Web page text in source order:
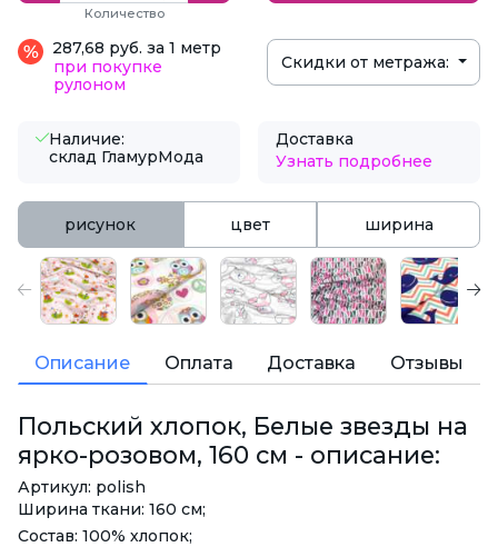
Количество
287,68 руб. за 1 метр
при покупке
рулоном
Скидки от метража:
Наличие:
склад ГламурМода
Доставка
Узнать подробнее
рисунок цвет ширина
Описание Оплата Доставка Отзывы
Польский хлопок, Белые звезды на
ярко-розовом, 160 см - описание:
Артикул: polish
Ширина ткани: 160 см;
Состав: 100% хлопок;